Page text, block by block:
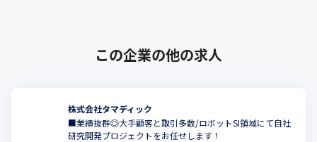
この企業の他の求人
株式会社タマディック
■業績抜群◎大手顧客と取引多数/ロボットSI領域にて自社
研究開発プロジェクトをお任せします！